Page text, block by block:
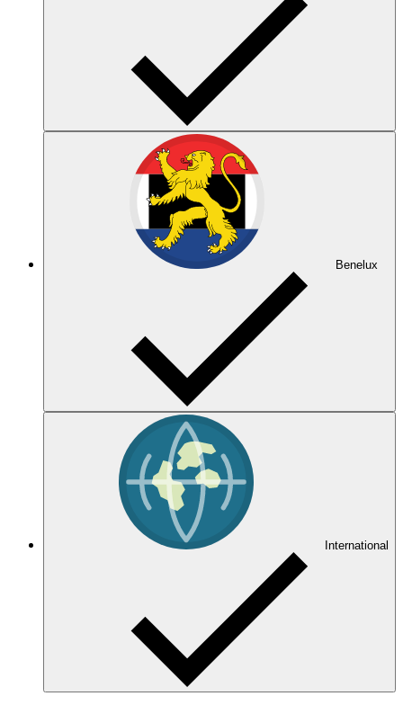
Benelux
International